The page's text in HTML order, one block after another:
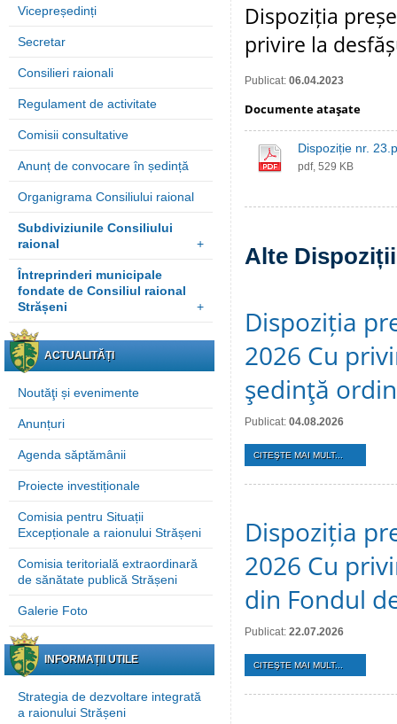
Vicepreședinți
Secretar
Consilieri raionali
Regulament de activitate
Comisii consultative
Anunț de convocare în ședință
Organigrama Consiliului raional
Subdiviziunile Consiliului
raional
+
Întreprinderi municipale
fondate de Consiliul raional
Strășeni
+
ACTUALITĂȚI
Noutăţi și evenimente
Anunțuri
Agenda săptămânii
Proiecte investiționale
Comisia pentru Situații
Excepționale a raionului Strășeni
Comisia teritorială extraordinară
de sănătate publică Strășeni
Galerie Foto
INFORMAȚII UTILE
Strategia de dezvoltare integrată
a raionului Strășeni
Dispoziția
privire la
Publicat: 06.04.2023
Documente ataşate
Dispoziție nr.
pdf, 529 KB
Alte
Dispoziția
2026 Cu
şedinţă
Publicat: 04.08.2026
CITEŞTE MAI MULT...
Dispoziția
2026 Cu
din Fondul
Publicat: 22.07.2026
CITEŞTE MAI MULT...